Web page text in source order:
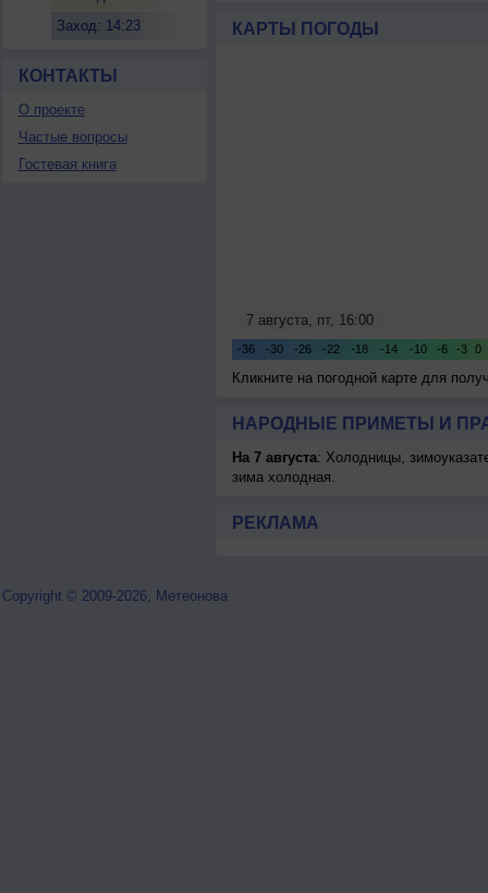
Заход: 14:23
КОНТАКТЫ
О проекте
Частые вопросы
Гостевая книга
КАРТЫ ПОГОДЫ
Кликните на погодной карте для
НАРОДНЫЕ ПРИМЕТЫ И
На 7 августа: Холодницы,
зима холодная.
РЕКЛАМА
Copyright © 2009-2026, Метеонова